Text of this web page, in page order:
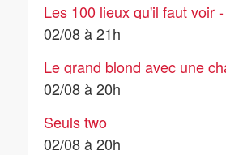
Les 100 lieux qu'il faut voir -
02/08/2026
02/08 à 21h
Le grand blond avec une
noire
02/08 à 20h
Seuls two
02/08 à 20h